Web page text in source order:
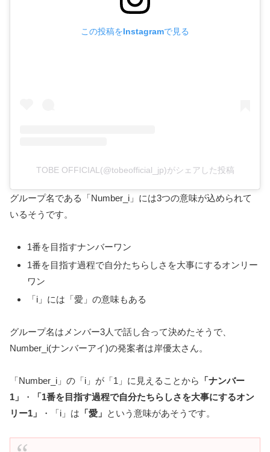
この投稿をInstagramで見る
TOBE OFFICIAL(@tobeofficial_jp)がシェアした投稿
グループ名である「Number_i」には3つの意味が込められて
いるそうです。
1番を目指すナンバーワン
1番を目指す過程で自分たちらしさを大事にするオンリー
ワン
「i」には「愛」の意味もある
グループ名はメンバー3人で話し合って決めたそうで、
Number_i(ナンバーアイ)の発案者は岸優太さん。
「Number_i」の「i」が「1」に見えることから
「ナンバー
1」
・
「1番を目指す過程で自分たちらしさを大事にするオン
リー1」
・「i」は 「愛」 という意味があそうです。